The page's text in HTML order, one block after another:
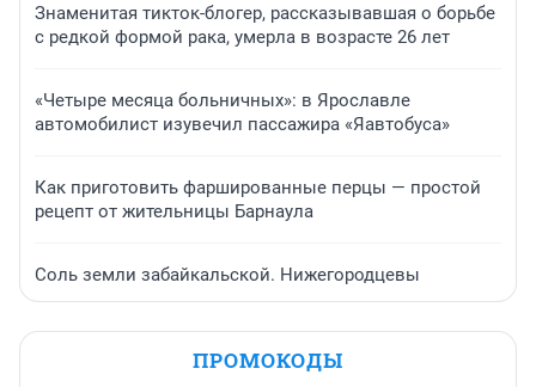
Знаменитая тикток-блогер, рассказывавшая о борьбе
с редкой формой рака, умерла в возрасте 26 лет
«Четыре месяца больничных»: в Ярославле
автомобилист изувечил пассажира «Яавтобуса»
Как приготовить фаршированные перцы — простой
рецепт от жительницы Барнаула
Соль земли забайкальской. Нижегородцевы
ПРОМОКОДЫ